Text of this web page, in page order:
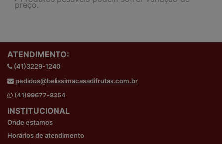
preço.
ATENDIMENTO:
(41)3229-1240
pedidos@belissimacasadifrutas.com.br
(41)99677-8354
INSTITUCIONAL
Onde estamos
Horários de atendimento